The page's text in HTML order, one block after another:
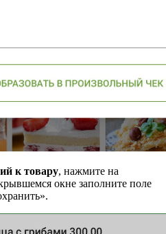
к товару, нажмите на
окне заполните поле